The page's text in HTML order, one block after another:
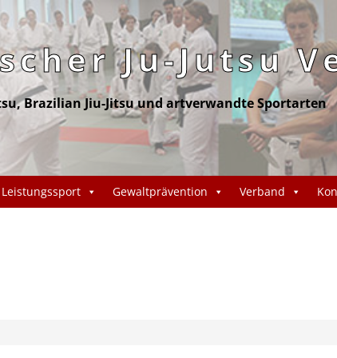
Ju-Jutsu
Brazilian Jiu-Jitsu und artverwandte Sportarten
Leistungssport Gewaltprävention Verband